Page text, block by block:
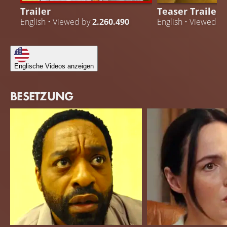
Trailer
English • Viewed by2.260.490
Teaser Trailer
English • Viewed
Englische Videos anzeigen
BESETZUNG